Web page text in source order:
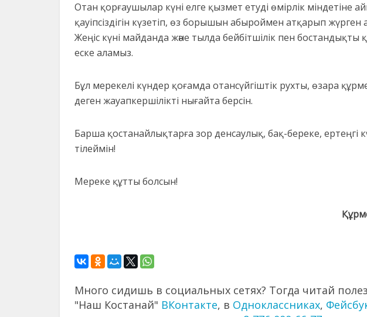
Отан қорғаушылар күні елге қызмет етуді өмірлік міндетіне
қауіпсіздігін күзетіп, өз борышын абыроймен атқарып
Жеңіс күні майданда және тылда бейбітшілік пен
еске аламыз.
Бұл мерекелі күндер қоғамда отансүйгіштік рухты, өзара
деген жауапкершілікті нығайта берсін.
Барша қостанайлықтарға зор денсаулық, бақ-береке, ертеңгі
тілеймін!
Мереке құтты болсын!
Много сидишь в социальных сетях? Тогда читай
"Наш Костанай" ВКонтакте, в Одноклассниках,